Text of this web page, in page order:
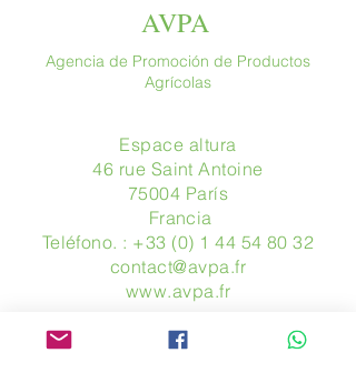
AVPA
Agencia de Promoción de Productos
Agrícolas
Espace altura
46 rue Saint Antoine
75004 París
​ Francia
Teléfono. : +33 (0) 1 44 54 80 32
contact@avpa.fr
www.avpa.fr